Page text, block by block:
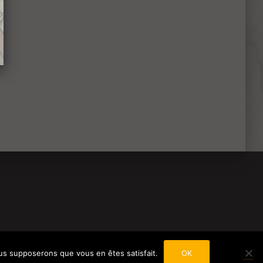
supposerons que vous en êtes satisfait. OK